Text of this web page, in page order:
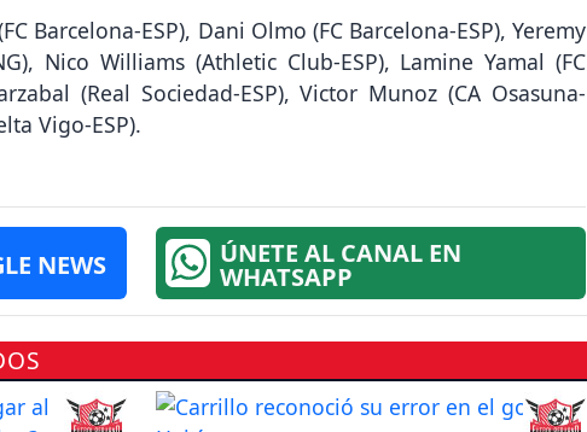
Barcelona-ESP), Dani Olmo (FC Barcelona-ESP), Yeremy
Nico Williams (Athletic Club-ESP), Lamine Yamal (FC
(Real Sociedad-ESP), Victor Munoz (CA Osasuna-
Vigo-ESP).
NEWS ÚNETE AL CANAL EN
WHATSAPP